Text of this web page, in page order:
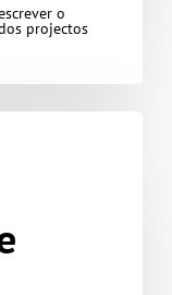
o
projectos